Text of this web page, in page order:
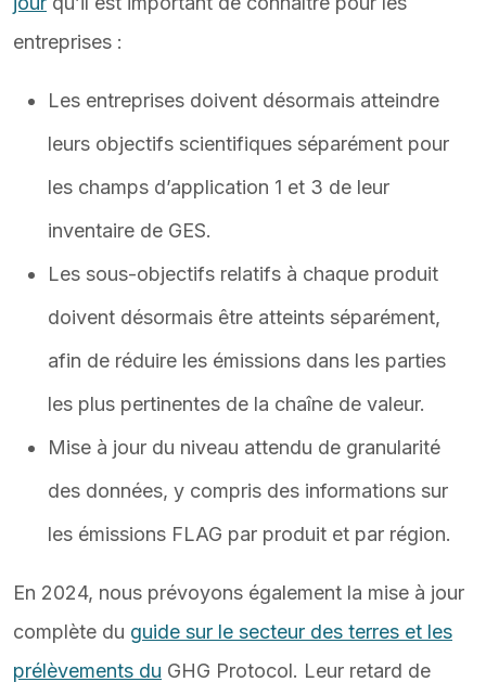
entreprises :
Les entreprises doivent désormais atteindre
leurs objectifs scientifiques séparément pour
les champs d’application 1 et 3 de leur
inventaire de GES.
Les sous-objectifs relatifs à chaque produit
doivent désormais être atteints séparément,
afin de réduire les émissions dans les parties
les plus pertinentes de la chaîne de valeur.
Mise à jour du niveau attendu de granularité
des données, y compris des informations sur
les émissions FLAG par produit et par région.
En 2024, nous prévoyons également la mise à jour
complète du guide sur le secteur des terres et les
prélèvements du GHG Protocol. Leur retard de